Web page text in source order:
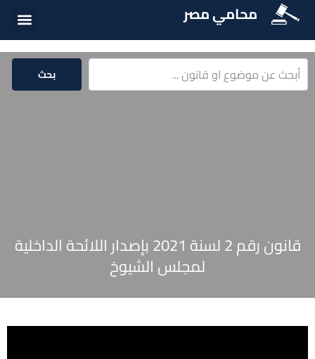
محامي مصر
بحث
قانون رقم 2 لسنة 2021 بإصدار اللائحة الداخلية
لمجلس الشيوخ